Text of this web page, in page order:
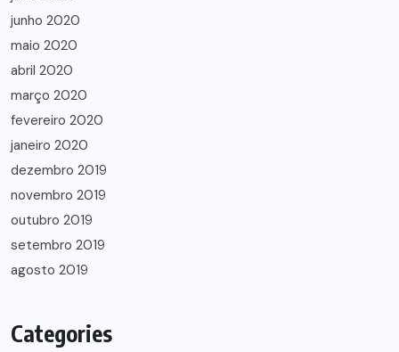
junho 2020
maio 2020
abril 2020
março 2020
fevereiro 2020
janeiro 2020
dezembro 2019
novembro 2019
outubro 2019
setembro 2019
agosto 2019
Categories